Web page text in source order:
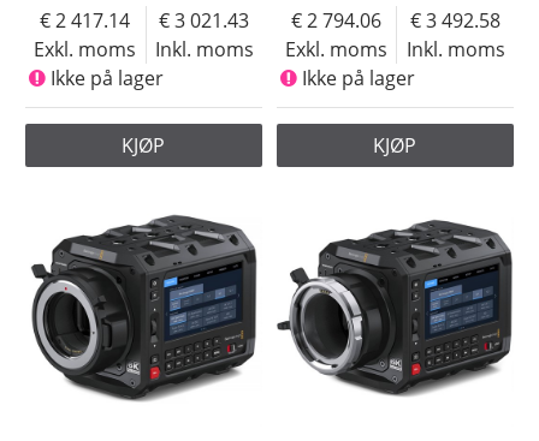
Exkl. moms
2 417.14
Inkl. moms
3 021.43
Ikke på lager
KJØP
Exkl. moms
2 794.06
Inkl. moms
3 492.58
Ikke på lager
KJØP